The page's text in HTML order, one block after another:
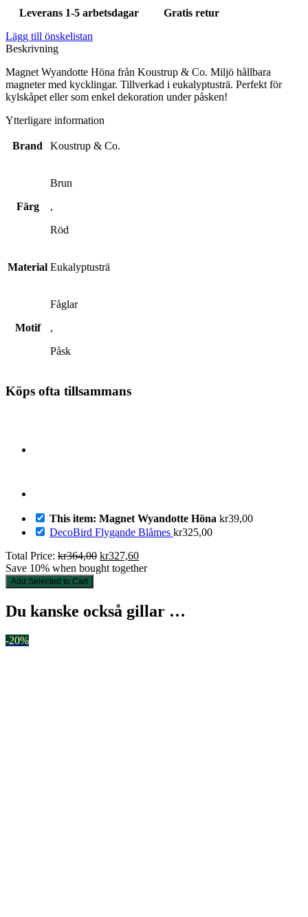
Leverans 1-5 arbetsdagar
Gratis retur
Lägg till önskelistan
Beskrivning
Magnet Wyandotte Höna från Koustrup & Co. Miljö hållbara
magneter med kycklingar. Tillverkad i eukalyptusträ. Perfekt för
kylskåpet eller som enkel dekoration under påsken!
Ytterligare information
Brand Koustrup & Co.
Färg
Brun
,
Röd
Material Eukalyptusträ
Motif
Fåglar
,
Påsk
Köps ofta tillsammans
This item: Magnet Wyandotte Höna kr39,00
DecoBird Flygande Blåmes kr325,00
Total Price: kr364,00 Det
ursprungliga
kr364,00.
kr327,60Det
nuvarande
kr327,60.
Save 10% when bought together
Add Selected to Cart
Du kanske också gillar …
-20%